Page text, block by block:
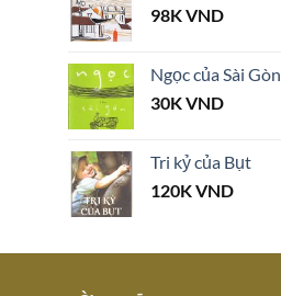
98KVND
Ngọc của Sài Gòn
30KVND
Tri kỷ của Bụt
120KVND